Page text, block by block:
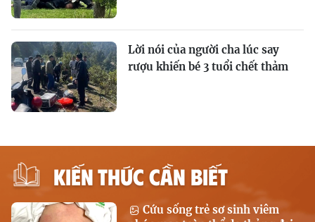
Lời nói của người cha lúc say
rượu khiến bé 3 tuổi chết thảm
KIẾN THỨC CẦN BIẾT
Cứu sống trẻ sơ sinh viêm